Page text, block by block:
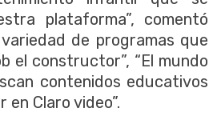
plataforma”, comentó
variedad de programas que
el constructor”, “El mundo
contenidos educativos
Claro video”.